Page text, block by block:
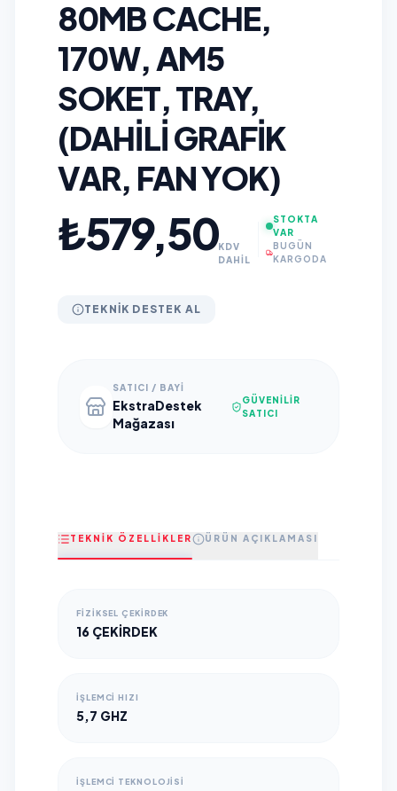
80MB CACHE,
170W, AM5
SOKET, TRAY,
(DAHILI GRAFIK
VAR, FAN YOK)
₺579,50KDV
DAHİL
STOKTA
VAR
BUGÜN
KARGODA
TEKNIK DESTEK AL
SATICI / BAYI
EkstraDestek
Mağazası
GÜVENILIR
SATICI
TEKNİK ÖZELLİKLER ÜRÜN AÇIKLAMASI
FIZIKSEL ÇEKIRDEK
16 ÇEKIRDEK
İŞLEMCI HIZI
5,7 GHZ
İŞLEMCI TEKNOLOJISI